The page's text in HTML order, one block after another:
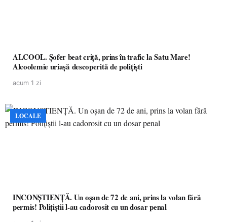
ALCOOL. Șofer beat criță, prins în trafic la Satu Mare!
Alcoolemie uriașă descoperită de polițiști
acum 1 zi
LOCALE
INCONȘTIENȚĂ. Un oșan de 72 de ani, prins la volan fără
permis! Polițiștii l-au cadorosit cu un dosar penal